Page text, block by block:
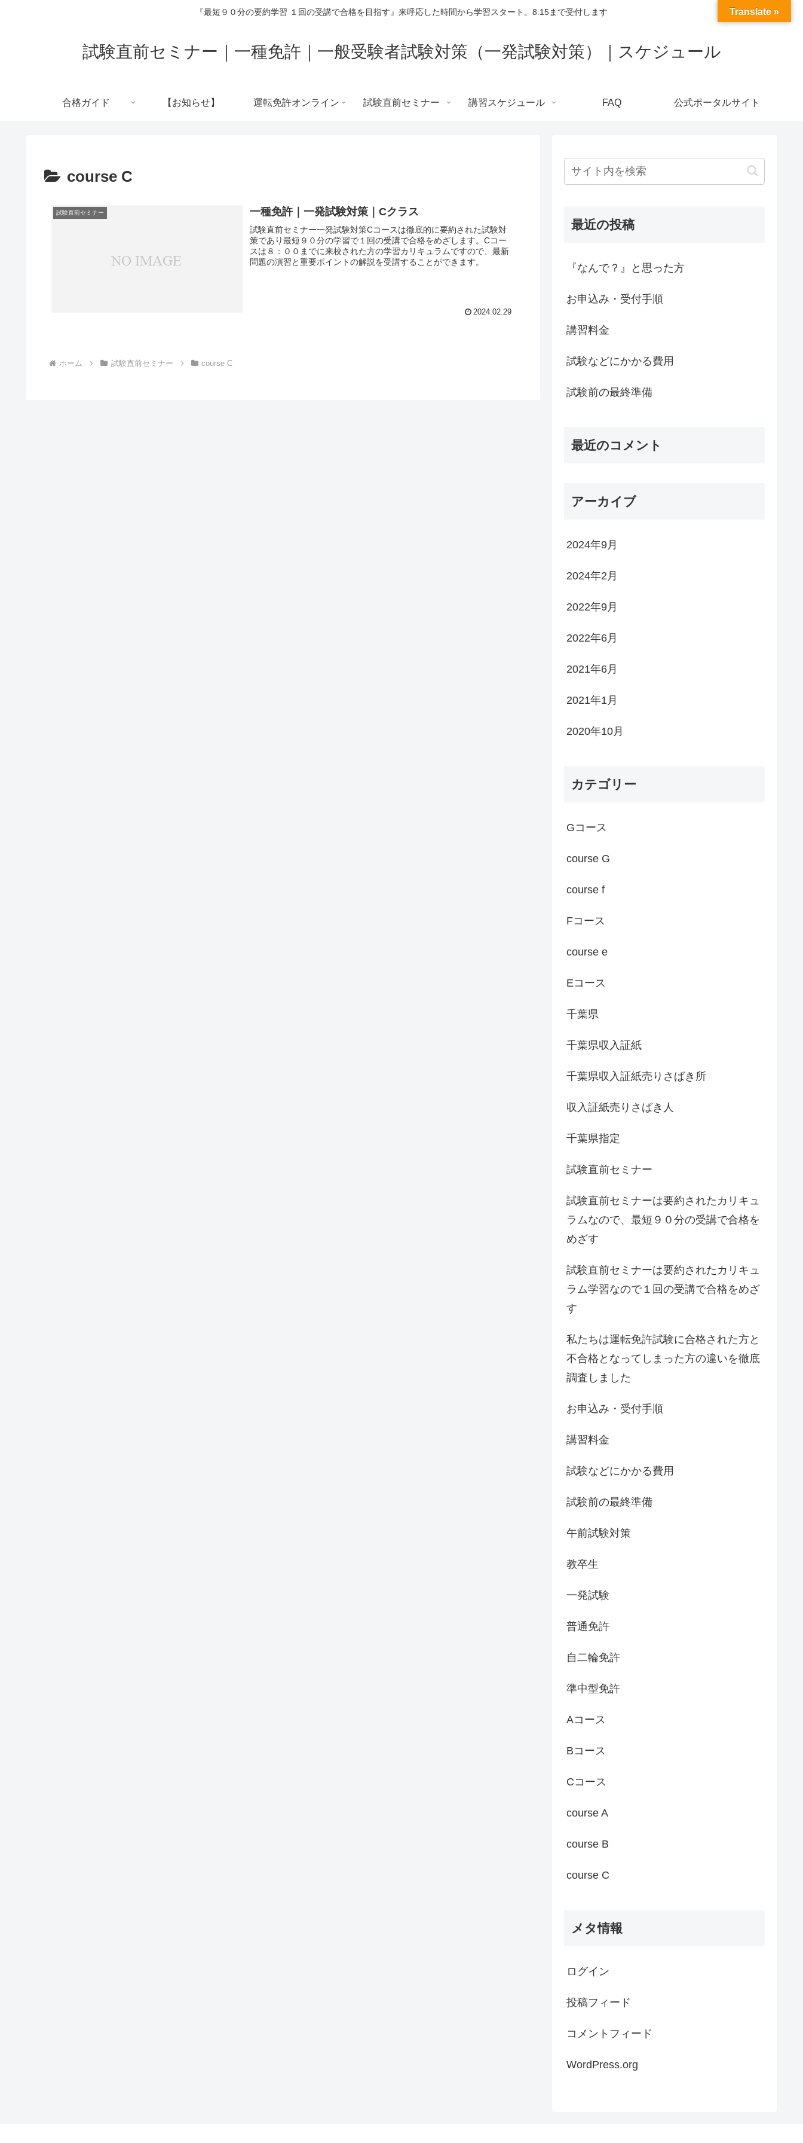
『最短９０分の要約学習 １回の受講で合格を目指す』来呼応した時間から学習スタート。8:15まで受付します
試験直前セミナー｜一種免許｜一般受験者試験対策（一発試験対策）｜スケジュール
合格ガイド 【お知らせ】 運転免許オンライン 試験直前セミナー 講習スケジュール FAQ 公式ポータルサイト
course C
試験直前セミナー 一種免許｜一発試験対策｜Cクラス
試験直前セミナー一発試験対策Cコースは徹底的に要約された試験対
策であり最短９０分の学習で１回の受講で合格をめざします。Cコー
スは８：００までに来校された方の学習カリキュラムですので、最新
問題の演習と重要ポイントの解説を受講することができます。
2024.02.29
ホーム 試験直前セミナー course C
最近の投稿
『なんで？』と思った方
お申込み・受付手順
講習料金
試験などにかかる費用
試験前の最終準備
最近のコメント
アーカイブ
2024年9月
2024年2月
2022年9月
2022年6月
2021年6月
2021年1月
2020年10月
カテゴリー
Gコース
course G
course f
Fコース
course e
Eコース
千葉県
千葉県収入証紙
千葉県収入証紙売りさばき所
収入証紙売りさばき人
千葉県指定
試験直前セミナー
試験直前セミナーは要約されたカリキュ
ラムなので、最短９０分の受講で合格を
めざす
試験直前セミナーは要約されたカリキュ
ラム学習なので１回の受講で合格をめざ
す
私たちは運転免許試験に合格された方と
不合格となってしまった方の違いを徹底
調査しました
お申込み・受付手順
講習料金
試験などにかかる費用
試験前の最終準備
午前試験対策
教卒生
一発試験
普通免許
自二輪免許
準中型免許
Aコース
Bコース
Cコース
course A
course B
course C
メタ情報
ログイン
投稿フィード
コメントフィード
WordPress.org
Translate »